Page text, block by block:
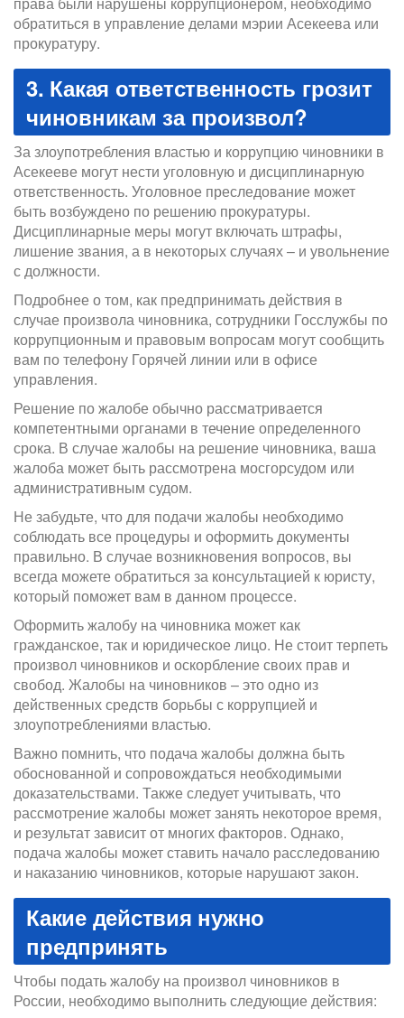
обратиться в управление делами мэрии Асекеева или
прокуратуру.
3. Какая ответственность грозит
чиновникам за произвол?
За злоупотребления властью и коррупцию чиновники в
Асекееве могут нести уголовную и дисциплинарную
ответственность. Уголовное преследование может
быть возбуждено по решению прокуратуры.
Дисциплинарные меры могут включать штрафы,
лишение звания, а в некоторых случаях – и увольнение
с должности.
Подробнее о том, как предпринимать действия в
случае произвола чиновника, сотрудники Госслужбы по
коррупционным и правовым вопросам могут сообщить
вам по телефону Горячей линии или в офисе
управления.
Решение по жалобе обычно рассматривается
компетентными органами в течение определенного
срока. В случае жалобы на решение чиновника, ваша
жалоба может быть рассмотрена мосгорсудом или
административным судом.
Не забудьте, что для подачи жалобы необходимо
соблюдать все процедуры и оформить документы
правильно. В случае возникновения вопросов, вы
всегда можете обратиться за консультацией к юристу,
который поможет вам в данном процессе.
Оформить жалобу на чиновника может как
гражданское, так и юридическое лицо. Не стоит терпеть
произвол чиновников и оскорбление своих прав и
свобод. Жалобы на чиновников – это одно из
действенных средств борьбы с коррупцией и
злоупотреблениями властью.
Важно помнить, что подача жалобы должна быть
обоснованной и сопровождаться необходимыми
доказательствами. Также следует учитывать, что
рассмотрение жалобы может занять некоторое время,
и результат зависит от многих факторов. Однако,
подача жалобы может ставить начало расследованию
и наказанию чиновников, которые нарушают закон.
Какие действия нужно
предпринять
Чтобы подать жалобу на произвол чиновников в
России, необходимо выполнить следующие действия: